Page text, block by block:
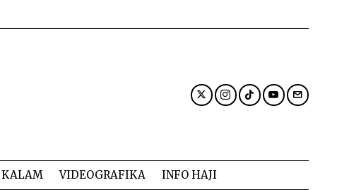
KALAM VIDEOGRAFIKA INFO HAJI